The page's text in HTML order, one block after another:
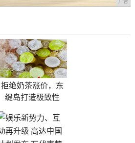
拒绝奶茶涨价，东
缇岛打造极致性